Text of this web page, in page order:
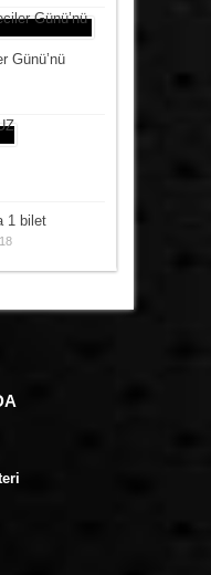
Günü’nü
1 bilet